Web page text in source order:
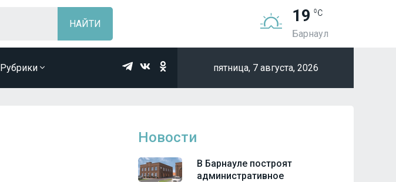
19
Барнаул
Рубрики пятница, 7 августа, 2026
Новости
В Барнауле построят
административное